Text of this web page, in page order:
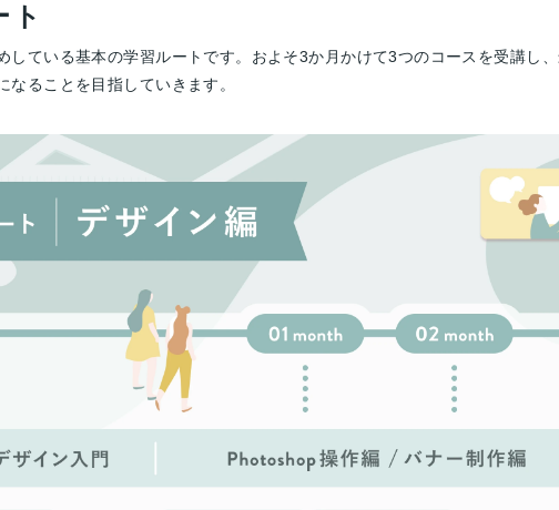
ト
している基本の学習ルートです。およそ3か月かけて3つのコースを受講し
ることを目指していきます。